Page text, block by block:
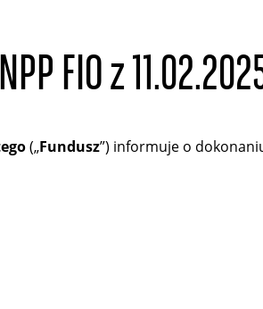
FIO z
(„Fundusz”) informuje o